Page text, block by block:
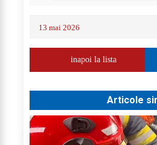
13 mai 2026
inapoi la lista
Articole